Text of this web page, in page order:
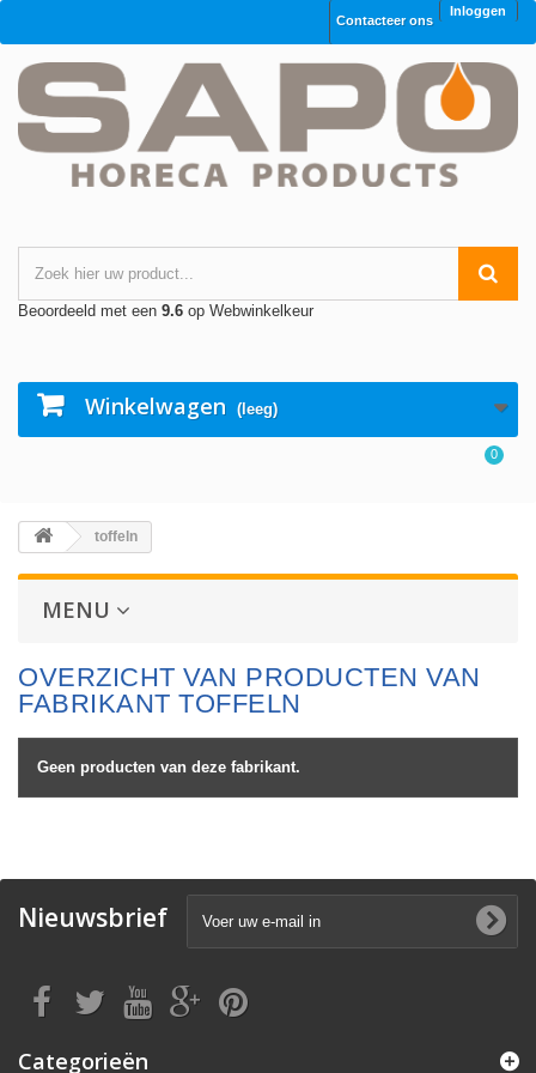
Inloggen
Contacteer ons
Beoordeeld met een 9.6 op Webwinkelkeur
Winkelwagen (leeg)
0
toffeln
MENU
OVERZICHT VAN PRODUCTEN VAN
FABRIKANT TOFFELN
Geen producten van deze fabrikant.
Nieuwsbrief
Categorieën